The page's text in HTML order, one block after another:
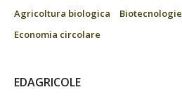
Agricoltura biologica
Biotecnologie
Economia circolare
EDAGRICOLE